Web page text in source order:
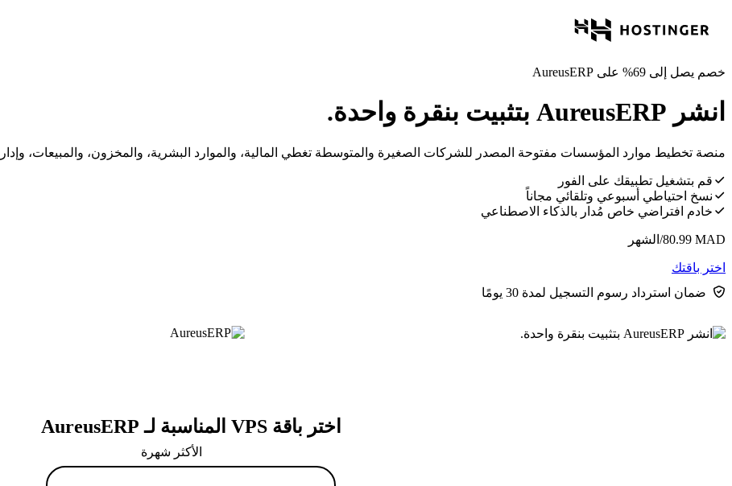
خصم يصل إلى 69% على AureusERP
انشر AureusERP بتثبيت بنقرة واحدة.
منصة تخطيط موارد المؤسسات مفتوحة المصدر للشركات الصغيرة والمتوسطة تغطي المالية، والموارد البشرية، والمخزون، والمبيعات،
قم بتشغيل تطبيقك على الفور
نسخ احتياطي أسبوعي وتلقائي مجاناً
خادم افتراضي خاص مُدار بالذكاء الاصطناعي
MAD
80.99/الشهر
اختر باقتك
ضمان استرداد رسوم التسجيل لمدة 30 يومًا
اختر باقة VPS المناسبة لـ AureusERP
الأكثر شهرة